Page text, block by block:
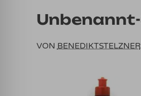
VON BENEDIKTSTELZNER